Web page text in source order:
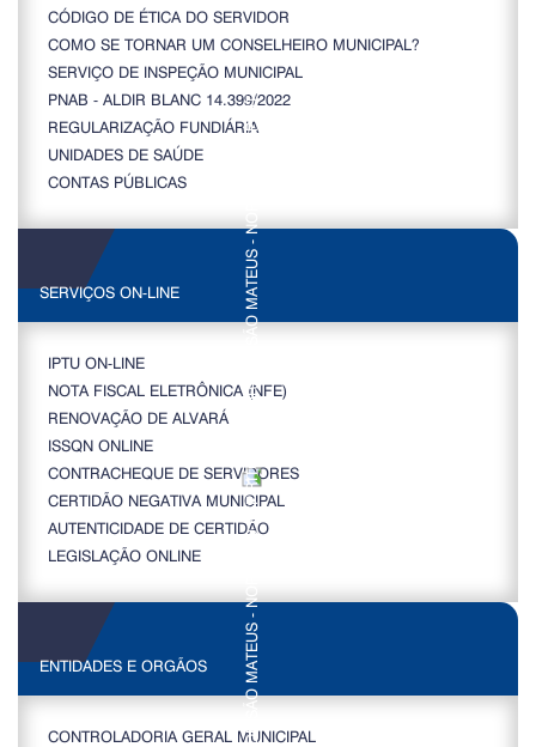
CÓDIGO DE ÉTICA DO SERVIDOR
COMO SE TORNAR UM CONSELHEIRO MUNICIPAL?
SERVIÇO DE INSPEÇÃO MUNICIPAL
PNAB - ALDIR BLANC 14.399/2022
REGULARIZAÇÃO FUNDIÁRIA
UNIDADES DE SAÚDE
CONTAS PÚBLICAS
SERVIÇOS ON-LINE
IPTU ON-LINE
NOTA FISCAL ELETRÔNICA (NFE)
RENOVAÇÃO DE ALVARÁ
ISSQN ONLINE
CONTRACHEQUE DE SERVIDORES
CERTIDÃO NEGATIVA MUNICIPAL
AUTENTICIDADE DE CERTIDÃO
LEGISLAÇÃO ONLINE
ENTIDADES E ORGÃOS
CONTROLADORIA GERAL MUNICIPAL